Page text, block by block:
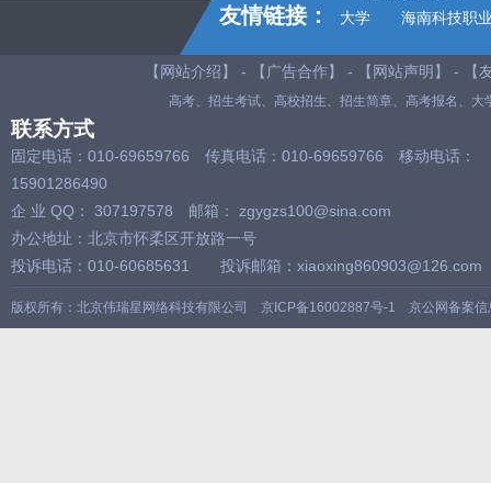
友情链接：
大学
海南科技职
【 网站介绍】 - 【 广告合作】 - 【 网站声明 】 - 【
高考、招生考试、 高校招生、 招生简章、 高考报名 、 大
联系方式
固定电话：010-69659766 传真电话：010-69659766 移动电话：
15901286490
企 业 QQ： 307197578 邮箱： zgygzs100@sina.com
办公地址：北京市怀柔区开放路一号
投诉电话：010-60685631 投诉邮箱：xiaoxing860903@126.com
版权所有：北京伟瑞星网络科技有限公司 京ICP备16002887号-1 京公网备案